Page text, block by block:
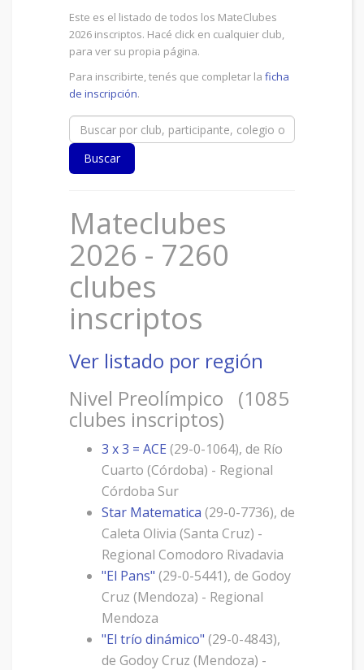
Este es el listado de todos los MateClubes
2026 inscriptos. Hacé click en cualquier club,
para ver su propia página.
Para inscribirte, tenés que completar la ficha
de inscripción.
Mateclubes
2026 - 7260
clubes
inscriptos
Ver listado por región
Nivel Preolímpico (1085
clubes inscriptos)
3 x 3 = ACE (29-0-1064), de Río
Cuarto (Córdoba) - Regional
Córdoba Sur
Star Matematica (29-0-7736), de
Caleta Olivia (Santa Cruz) -
Regional Comodoro Rivadavia
"El Pans" (29-0-5441), de Godoy
Cruz (Mendoza) - Regional
Mendoza
"El trío dinámico" (29-0-4843),
de Godoy Cruz (Mendoza) -